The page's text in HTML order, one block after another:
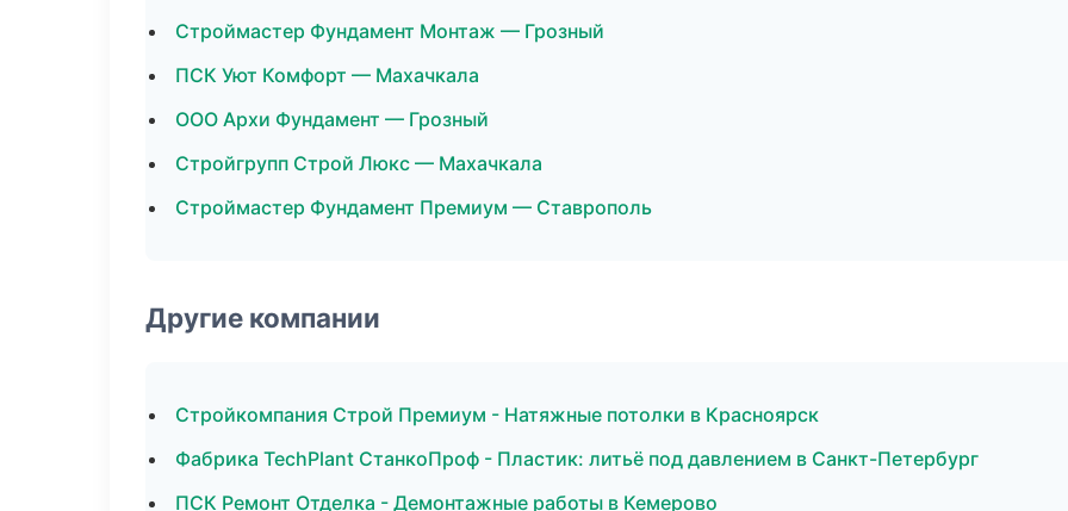
Строймастер Фундамент Монтаж — Грозный
ПСК Уют Комфорт — Махачкала
ООО Архи Фундамент — Грозный
Стройгрупп Строй Люкс — Махачкала
Строймастер Фундамент Премиум — Ставрополь
Другие компании
Стройкомпания Строй Премиум - Натяжные потолки в Красноярск
Фабрика TechPlant СтанкоПроф - Пластик: литьё под давлением в Санкт-Петербург
ПСК Ремонт Отделка - Демонтажные работы в Кемерово